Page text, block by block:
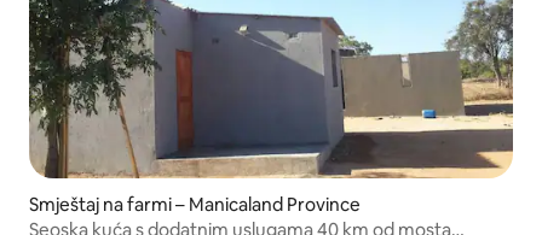
Smještaj na farmi – Manicaland Province
Seoska kuća s dodatnim uslugama 40 km od mosta